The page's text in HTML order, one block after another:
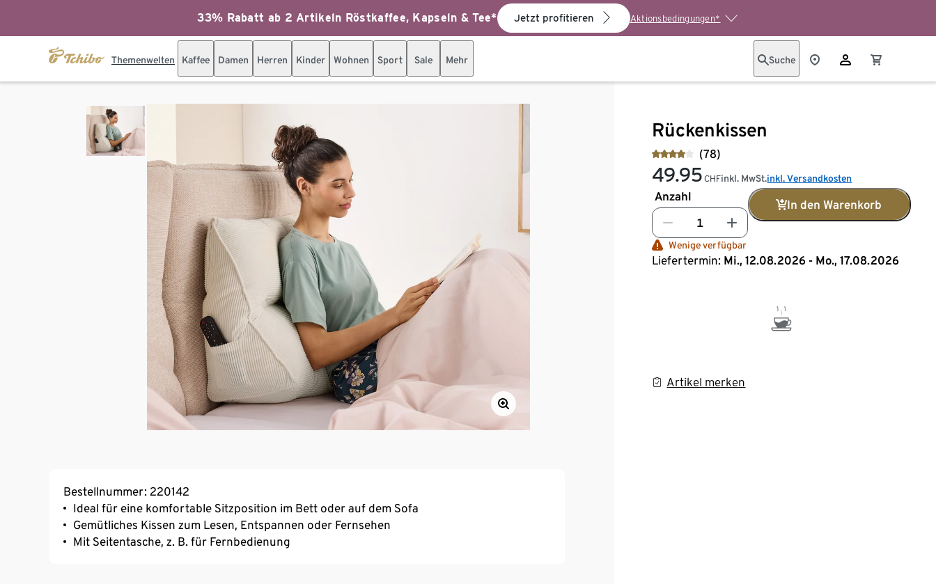
33% Rabatt ab 2 Artikeln Röstkaffee, Kapseln & Tee* Jetzt profitieren Aktionsbedingungen*
Themenwelten Kaffee Damen Herren Kinder Wohnen Sport Sale Mehr Suche
Rückenkissen
(78)
49.95 CHFinkl. MwSt.inkl. Versandkosten
Anzahl
In den Warenkorb
Wenige verfügbar
Liefertermin: Mi., 12.08.2026 - Mo., 17.08.2026
Artikel merken
Bestellnummer: 220142
Ideal für eine komfortable Sitzposition im Bett oder auf dem Sofa
Gemütliches Kissen zum Lesen, Entspannen oder Fernsehen
Mit Seitentasche, z. B. für Fernbedienung